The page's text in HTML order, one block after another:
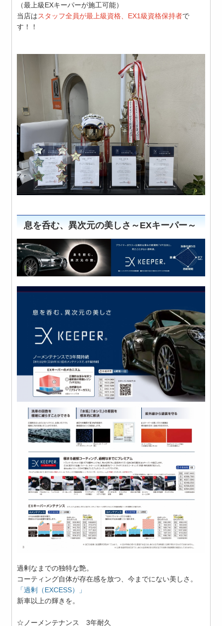
（最上級EXキーパーが施工可能）
当店はスタッフ全員が最上級資格、EX1級資格保持者で
す！！
息を呑む、異次元の美しさ～EXキーパー～
過剰なまでの独特な艶。
コーティング自体が存在感を放つ、今までにない美しさ。
「過剰（EXCESS）」
新車以上の輝きを。
☆ノーメンテナンス 3年耐久